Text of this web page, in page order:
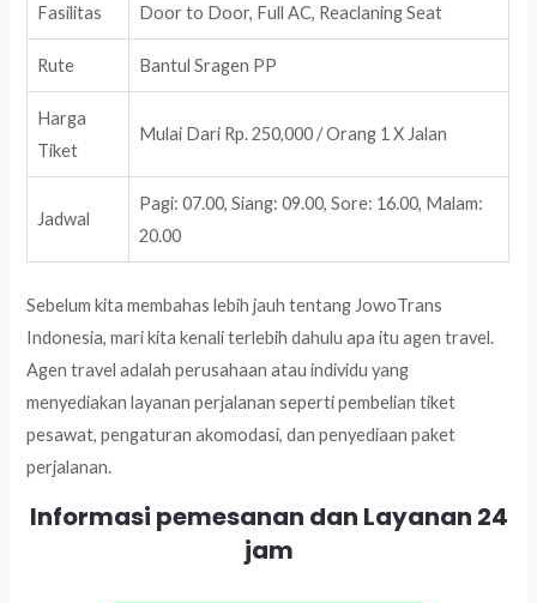
Fasilitas Door to Door, Full AC, Reaclaning Seat
Rute Bantul Sragen PP
Harga
Tiket
Mulai Dari Rp. 250,000 / Orang 1 X Jalan
Jadwal
Pagi: 07.00, Siang: 09.00, Sore: 16.00, Malam:
20.00
Sebelum kita membahas lebih jauh tentang JowoTrans
Indonesia, mari kita kenali terlebih dahulu apa itu agen travel.
Agen travel adalah perusahaan atau individu yang
menyediakan layanan perjalanan seperti pembelian tiket
pesawat, pengaturan akomodasi, dan penyediaan paket
perjalanan.
Informasi pemesanan dan Layanan 24
jam